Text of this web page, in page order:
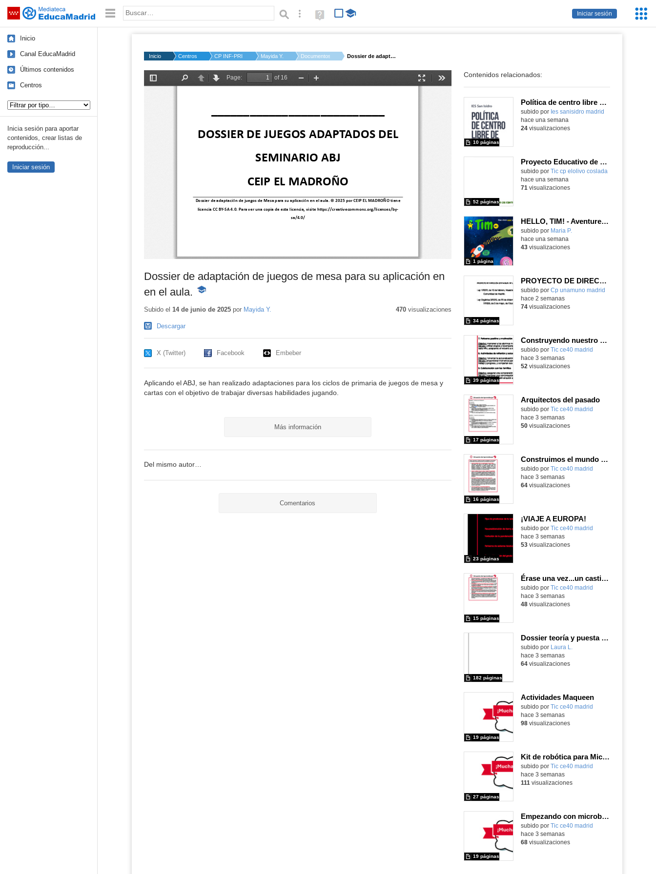
Saltar navegación
Iniciar sesión
Palabra o frase: Búsqueda avanzada
Ayuda
(en
Inicio
Canal EducaMadrid
Últimos contenidos
Centros
Inicia sesión para aportar
contenidos, crear listas de
reproducción...
Iniciar sesión
Inicio Centros CP INF-PRI EL MADROÑ...
Mayida Y. Documentos Dossier de adaptació...
Dossier de adaptación de juegos de mesa para su aplicación en
en el aula.
-
educativo
Subido el 14 de junio de 2025por Mayida Y. 470visualizaciones
Descargar
X (Twitter) Facebook Embeber
Aplicando el ABJ, se han realizado adaptaciones para los ciclos de primaria de juegos de mesa y
cartas con el objetivo de trabajar diversas habilidades jugando.
Más información
Del mismo autor…
Comentarios
Contenidos relacionados:
Política de centro libre de móviles
subido por Ies sanisidro madrid
10 páginas
hace una semana
24visualizaciones
Proyecto Educativo de Centro actualizado 2026
subido por Tic cp elolivo coslada
52 páginas
hace una semana
71 visualizaciones
HELLO, TIM! - Aventureros digitales
Contenido educativo.
subido por Maria P.
1 página
hace una semana
43visualizaciones
PROYECTO DE DIRECCIÓN
Contenido educativo.
subido por Cp unamuno madrid
34 páginas
hace 2 semanas
74visualizaciones
Construyendo nuestro parque de atracciones
subido por Tic ce40 madrid
39 páginas
hace 3 semanas
52 visualizaciones
Arquitectos del pasado
subido por Tic ce40 madrid
17 páginas
hace 3 semanas
50visualizaciones
Construimos el mundo con LEGO
subido por Tic ce40 madrid
16 páginas
hace 3 semanas
64visualizaciones
¡VIAJE A EUROPA!
subido por Tic ce40 madrid
23 páginas
hace 3 semanas
53visualizaciones
Érase una vez...un castillo medieval
subido por Tic ce40 madrid
15 páginas
hace 3 semanas
48visualizaciones
Dossier teoría y puesta en práctica Äprendizaje Basado en Juegos en Educación Infantil y Primaria
Contenido educativo.
subido por Laura L.
182 páginas
hace 3 semanas
64visualizaciones
Actividades Maqueen
Contenido educativo.
subido por Tic ce40 madrid
19 páginas
hace 3 semanas
98visualizaciones
Kit de robótica para Micro:Bit
Contenido educativo.
subido por Tic ce40 madrid
27 páginas
hace 3 semanas
111 visualizaciones
Empezando con microbit primaria
Contenido educativo.
subido por Tic ce40 madrid
19 páginas
hace 3 semanas
68visualizaciones